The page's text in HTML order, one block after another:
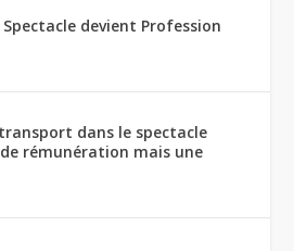
devient Profession
dans le spectacle
rémunération mais une